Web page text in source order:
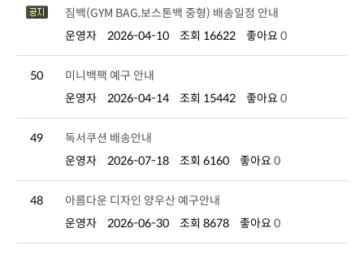
짐백(GYM BAG,보스톤백 중형) 배송일정 안내
운영자
2026-04-10 조회 16622 좋아요 0
50
미니백팩 예구 안내
운영자
2026-04-14 조회 15442 좋아요 0
49
독서쿠션 배송안내
운영자
2026-07-18 조회 6160 좋아요 0
48
아름다운 디자인 양우산 예구안내
운영자
2026-06-30 조회 8678 좋아요 0